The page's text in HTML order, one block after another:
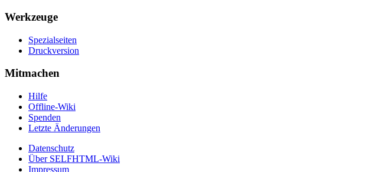
Werkzeuge
Spezialseiten
Druckversion
Mitmachen
Hilfe
Offline-Wiki
Spenden
Letzte Änderungen
Datenschutz
Über SELFHTML-Wiki
Impressum